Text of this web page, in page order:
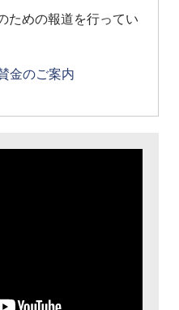
ための報道を行ってい
金のご案内